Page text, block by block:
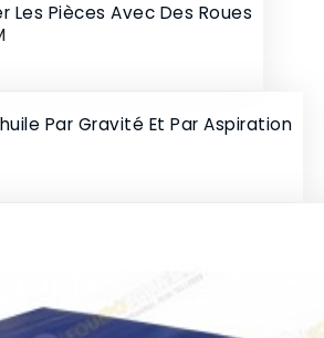
Pièces Avec Des Roues
Par Gravité Et Par Aspiration